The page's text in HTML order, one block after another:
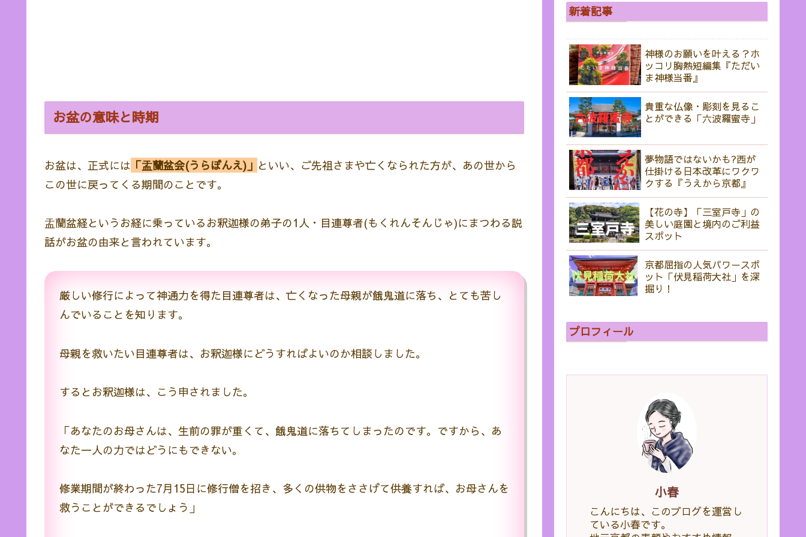
お盆の意味と時期
お盆は、正式には 「盂蘭盆会(うらぼんえ)」 といい、ご先祖さまや亡くなられた方が、あの世から
この世に戻ってくる期間のことです。
盂蘭盆経というお経に乗っているお釈迦様の弟子の1人・目連尊者(もくれんそんじゃ)にまつわる説
話がお盆の由来と言われています。
厳しい修行によって神通力を得た目連尊者は、亡くなった母親が餓鬼道に落ち、とても苦し
んでいることを知ります。
母親を救いたい目連尊者は、お釈迦様にどうすればよいのか相談しました。
するとお釈迦様は、こう申されました。
「あなたのお母さんは、生前の罪が重くて、餓鬼道に落ちてしまったのです。ですから、あ
なた一人の力ではどうにもできない。
修業期間が終わった7月15日に修行僧を招き、多くの供物をささげて供養すれば、お母さんを
救うことができるでしょう」
新着記事
神様のお願いを叶える？ホ
ッコリ胸熱短編集『ただい
ま神様当番』
貴重な仏像・彫刻を見るこ
とができる「六波羅蜜寺」
夢物語ではないかも?西が
仕掛ける日本改革にワクワ
クする『うえから京都』
【花の寺】「三室戸寺」の
美しい庭園と境内のご利益
スポット
京都屈指の人気パワースポ
ット「伏見稲荷大社」を深
掘り！
プロフィール
小春
こんにちは、このブログを運営し
ている小春です。